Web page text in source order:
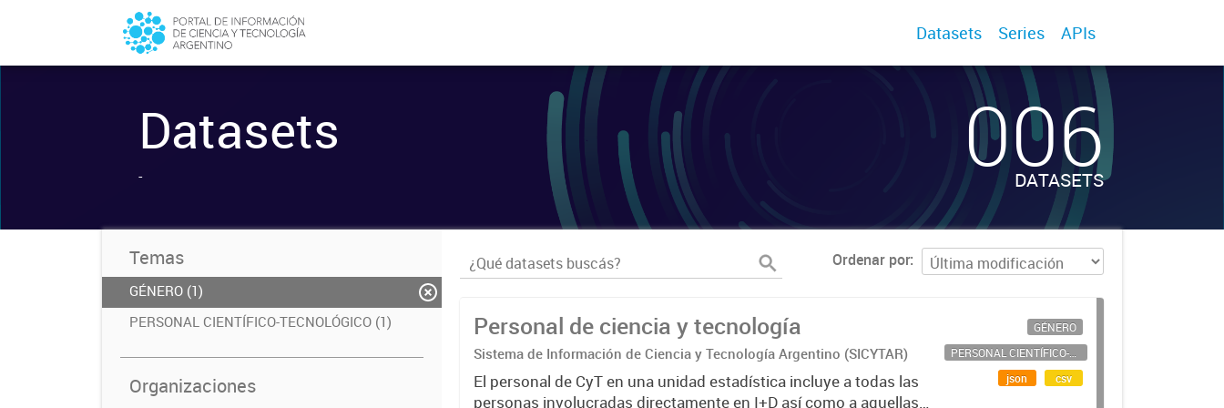
Datasets Series APIs
Datasets
- 006
DATASETS
Temas
GÉNERO (1)
PERSONAL CIENTÍFICO-TECNOLÓGICO (1)
Organizaciones
Ordenar por
Personal de ciencia y tecnología
Sistema de Información de Ciencia y Tecnología Argentino (SICYTAR)
El personal de CyT en una unidad estadística incluye a todas las
personas involucradas directamente en I+D así como a aquellas
GÉNERO
PERSONAL CIENTÍFICO-TECNOLÓGICO
json
csv